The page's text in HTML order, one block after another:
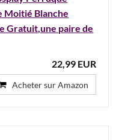
Moitié Blanche
Gratuit,une paire de
22,99 EUR
Acheter sur Amazon